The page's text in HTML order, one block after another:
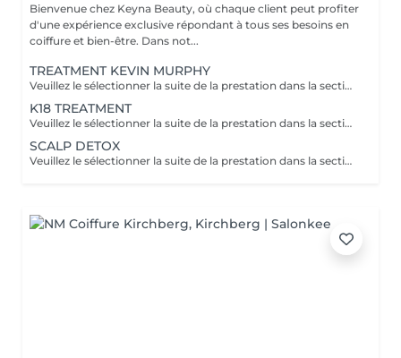
Bienvenue chez Keyna Beauty, où chaque client peut profiter
d'une expérience exclusive répondant à tous ses besoins en
coiffure et bien-être. Dans not...
TREATMENT KEVIN MURPHY
Veuillez le sélectionner la suite de la prestation dans la section "Brushing", car cela sera ne pas inclus dans la préstation et considéré comme un supplément. Kevin Murphy Strength (Force) Traitement fortifiant et définissant Renforcer les cheveux, apporter du corps et du contrôle, tout en limitant les frisottis. Améliore la résistance des cheveux, donne tenue et texture sans alourdir. Protéines végétales, cires légères, actifs nourrissants. Kevin Murphy Moisture (Hydratation) Traitement hydratant intensif Hydrater en profondeur les cheveux secs et sensibles, adoucir et faciliter le démêlage. Hydratation durable, brillance naturelle, cheveux plus souples et moins cassants. Agents humectants, huiles légères, beurres végétaux.
K18 TREATMENT
Veuillez le sélectionner la suite de la prestation dans la section "Brushing", car cela sera ne pas inclus dans la préstation et considéré comme un supplément. Le K18 est une solution innovante venue des ÉtatsUnis, reconnue pour reconstruire les liaisons internes des cheveux endommagés par les agressions chimiques et la chaleur. Cette molécule brevetée rétablit les chaînes de kératine brisées, renouant avec l'élasticité naturelle et la vitalité de la fibre capillaire. Résultat: des cheveux plus doux, plus forts et plus brillants, avec une meilleure définition des textures. - réparer durablement les dommages profonds et restaurer l'élasticité. - réduction de la casse, brillance accrue, douceur renforcée et meilleure résistance aux futures agressions. - Utilité en coloration/décoloration: préparation et protection des cheveux pendant les étapes chimiques.
SCALP DETOX
Veuillez le sélectionner la suite de la prestation dans la section "Brushing", car cela sera ne pas inclus dans la préstation et considéré comme un supplément.